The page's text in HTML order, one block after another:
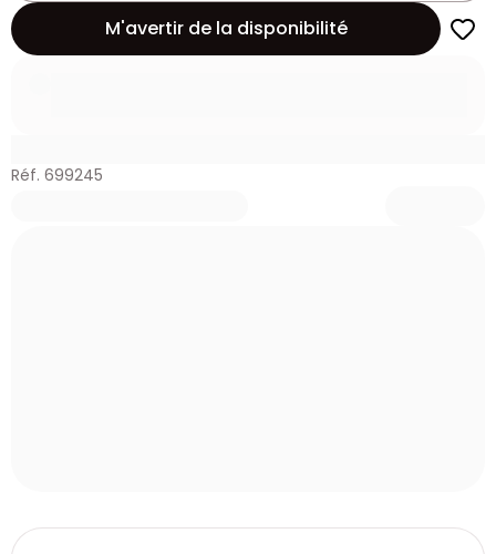
M'avertir de la disponibilité
Réf. 699245